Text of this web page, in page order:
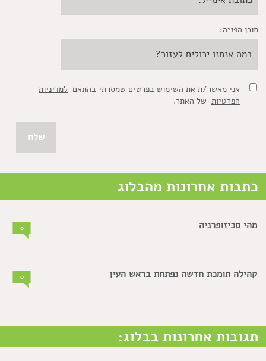
תוכן הפניה:
אני מאשר/ת את השימוש בפרטים שמסרתי בהתאם למדיניות
הפרטיותשל האתר.
כתבות אחרונות מהבלוג
מהי סכיזופרניה
קהילה תומכת חדשה נפתחת בראש העין
תגובות אחרונות בבלוג: